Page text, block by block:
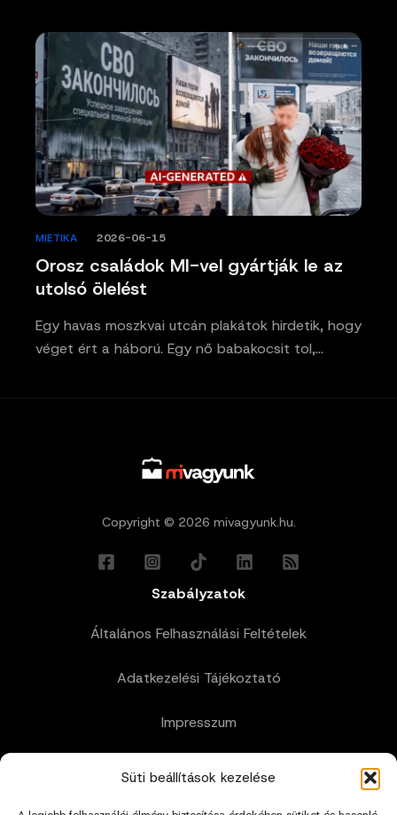
Süti beállítások kezelése
Orosz családok MI-vel gyártják le az
utolsó ölelést
MIETIKA 2026-06-15
Egy havas moszkvai utcán plakátok hirdetik, hogy
véget ért a háború. Egy nő babakocsit tol,…
Copyright © 2026 mivagyunk.hu.
Szabályzatok
Általános Felhasználási Feltételek
Adatkezelési Tájékoztató
Impresszum